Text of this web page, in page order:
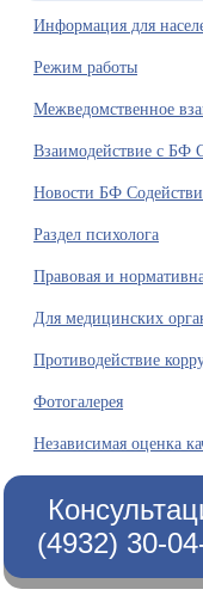
Информация для
Режим работы
Межведомственное
Взаимодействие с БФ
Новости БФ
Раздел психолога
Правовая и
Для медицинских
Противодействие
Фотогалерея
Независимая оценка
(4932) 30-